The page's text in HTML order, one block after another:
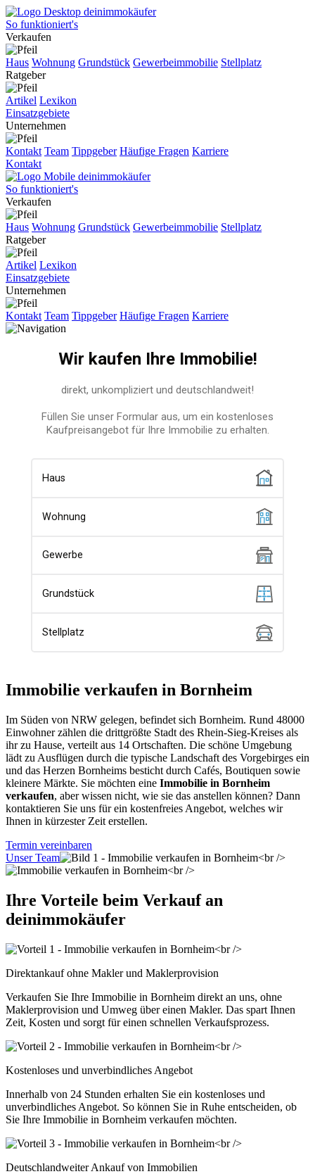
So funktioniert's
Verkaufen
Haus Wohnung Grundstück Gewerbeimmobilie Stellplatz
Ratgeber
Artikel Lexikon
Einsatzgebiete
Unternehmen
Kontakt Team Tippgeber Häufige Fragen Karriere
Kontakt
So funktioniert's
Verkaufen
Haus Wohnung Grundstück Gewerbeimmobilie Stellplatz
Ratgeber
Artikel Lexikon
Einsatzgebiete
Unternehmen
Kontakt Team Tippgeber Häufige Fragen Karriere
Immobilie verkaufen in Bornheim
Im Süden von NRW gelegen, befindet sich Bornheim. Rund 48000
Einwohner zählen die drittgrößte Stadt des Rhein-Sieg-Kreises als
ihr zu Hause, verteilt aus 14 Ortschaften. Die schöne Umgebung
lädt zu Ausflügen durch die typische Landschaft des Vorgebirges ein
und das Herzen Bornheims besticht durch Cafés, Boutiquen sowie
kleinere Märkte. Sie möchten eine Immobilie in Bornheim
verkaufen, aber wissen nicht, wie sie das anstellen können? Dann
kontaktieren Sie uns für ein kostenfreies Angebot, welches wir
Ihnen in kürzester Zeit erstellen.
Termin vereinbaren
Unser Team
Ihre Vorteile beim Verkauf an
deinimmokäufer
Direktankauf ohne Makler und Maklerprovision
Verkaufen Sie Ihre Immobilie in Bornheim direkt an uns, ohne
Maklerprovision und Umweg über einen Makler. Das spart Ihnen
Zeit, Kosten und sorgt für einen schnellen Verkaufsprozess.
Kostenloses und unverbindliches Angebot
Innerhalb von 24 Stunden erhalten Sie ein kostenloses und
unverbindliches Angebot. So können Sie in Ruhe entscheiden, ob
Sie Ihre Immobilie in Bornheim verkaufen möchten.
Deutschlandweiter Ankauf von Immobilien